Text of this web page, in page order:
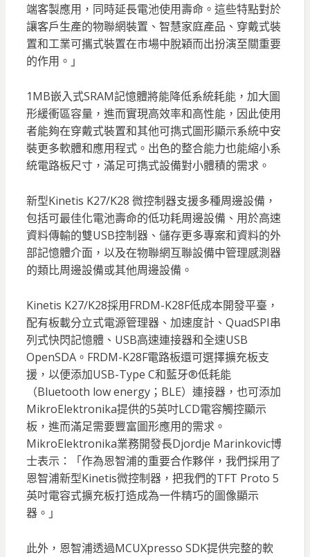
端客製應用，同時延長電池使用壽命。這些特點對於
讓客戶生產的物聯網裝置、智慧家庭產品、穿戴式裝
置和工業可攜式裝置在市場中脫穎而出扮演至關重要
的作用。」
1MB嵌入式SRAM記憶體將能降低系統耗能，加大圖
形緩衝區容量，進而實現高效率和高性能，因此使用
者能夠在穿戴式裝置和其他可擕式圖形顯示系統中安
裝更多軟體和應用程式。出色的整合能力也能縮小系
統電路板尺寸，滿足可擕式設備對小體積的需求。
新型Kinetis K27/K28 微控制器支援多種周邊設備，
包括可最佳化電池壽命的低功耗周邊設備、用於高速
資料傳輸的雙USB控制器、儲存更多專案和資料的外
部記憶體介面，以及在物聯網互聯設備中管理感測器
的類比周邊設備或其他周邊設備。
Kinetis K27/K28採用FRDM-K28F低成本開發平臺，
配有板載分立式電源管理器、加速度計、QuadSPI串
列式快閃記憶體、USB高速連接器和全速USB
OpenSDA。FRDM-K28F電路板還可選擇擴充板支
援，以便添加USB-Type C和藍牙®低耗能
（Bluetooth low energy；BLE）連接器，也可添加
MikroElektronika提供的5英吋LCD電容觸控顯示
板，進而滿足需要豐富圖形應用的需求。
MikroElektronika業務開發長Djordje Marinkovic博
士表示：「作為恩智浦的重要合作夥伴，我們採用了
恩智浦新型Kinetis微控制器，把我們的TFT Proto 5
英吋電容式擴充板打造成為一件精巧的圖像顯示
器。」
此外，恩智浦透過MCUXpresso SDK提供完整的軟